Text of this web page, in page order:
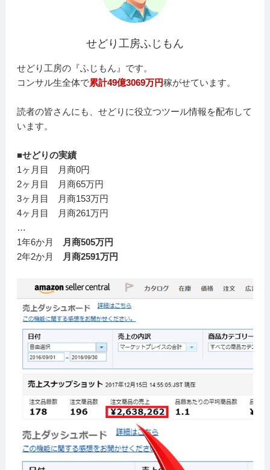
せどり工房ふじもん
せどり工房の『ふじもん』です。
コンサル生全体で累計49億3069万円稼がせています。
読者の皆さんにも、せどりに役立つツール情報を配布して
います。
■せどりの実績
1ヶ月目 月商0円
2ヶ月目 月商65万円
3ヶ月目 月商153万円
4ヶ月目 月商261万円
…
1年6か月
月商505万円
2年2か月
月商2591万円